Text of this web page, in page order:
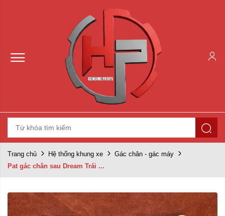
Trang chủ Hệ thống khung xe
Gác chân - gác máy
Pat gác chân sau Dream Trái ...